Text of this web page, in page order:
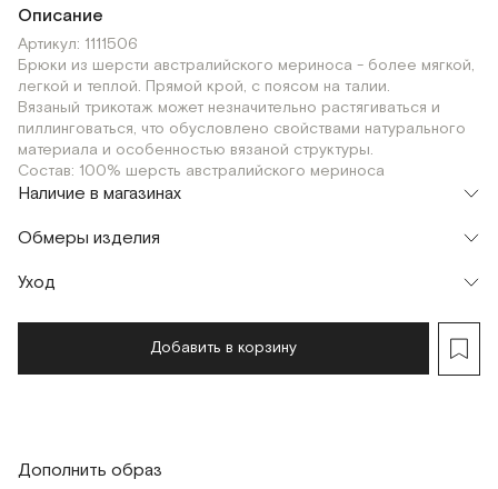
Описание
Артикул: 1111506
Брюки из шерсти австралийского мериноса - более мягкой,
легкой и теплой. Прямой крой, с поясом на талии.
Вязаный трикотаж может незначительно растягиваться и
пиллинговаться, что обусловлено свойствами натурального
материала и особенностью вязаной структуры.
Состав: 100% шерсть австралийского мериноса
Наличие в магазинах
г. Москва, Малая Бронная 24/3
OS-175
Обмеры изделия
Мерки, см
Уход
Добавить в корзину
Дополнить образ